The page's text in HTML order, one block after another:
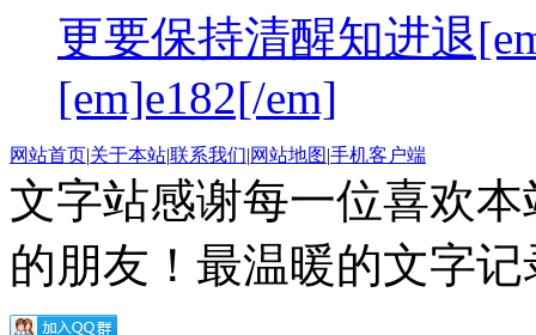
更要保持清醒知进退
[em]e182[/em]
网站首页|关于本站|联系我们|网站地图|手机客户端
文字站感谢每一位喜欢
的朋友！最温暖的文字